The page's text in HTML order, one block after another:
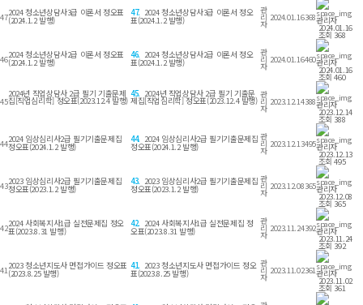
472024 청소년상담사3급 이론서 정오표
(2024.1.2 발행)
47. 2024 청소년상담사3급 이론서 정오
표(2024.1.2 발행)
관
리
자
2024.01.16368관리자
2024.01.16
조회 368
462024 청소년상담사2급 이론서 정오표
(2024.1.2 발행)
46. 2024 청소년상담사2급 이론서 정오
표(2024.1.2 발행)
관
리
자
2024.01.16460관리자
2024.01.16
조회 460
45
2024년 직업상담사 2급 필기 기출문제
집[직업심리학] 정오표(2023.12.4 발행)
45. 2024년 직업상담사 2급 필기 기출문
제집[직업심리학] 정오표(2023.12.4 발행)
관
리
자
2023.12.14388관리자
2023.12.14
조회 388
442024 임상심리사2급 필기기출문제집
정오표(2024.1.2 발행)
44. 2024 임상심리사2급 필기기출문제집
정오표(2024.1.2 발행)
관
리
자
2023.12.13495관리자
2023.12.13
조회 495
432023 임상심리사2급 필기기출문제집
정오표(2023.1.2 발행)
43. 2023 임상심리사2급 필기기출문제집
정오표(2023.1.2 발행)
관
리
자
2023.12.08365관리자
2023.12.08
조회 365
422024 사회복지사1급 실전문제집 정오
표(2023.8.31 발행)
42. 2024 사회복지사1급 실전문제집 정
오표(2023.8.31 발행)
관
리
자
2023.11.24392관리자
2023.11.24
조회 392
412023 청소년지도사 면접가이드 정오표
(2023.8.25 발행)
41. 2023 청소년지도사 면접가이드 정오
표(2023.8.25 발행)
관
리
자
2023.11.02361관리자
2023.11.02
조회 361